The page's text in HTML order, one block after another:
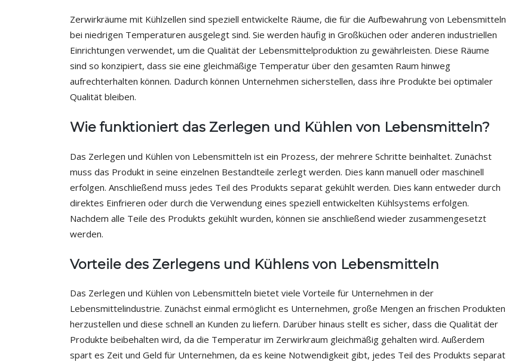
Zerwirkräume mit Kühlzellen sind speziell entwickelte Räume, die für die Aufbewahrung von Lebensmitteln
bei niedrigen Temperaturen ausgelegt sind. Sie werden häufig in Großküchen oder anderen industriellen
Einrichtungen verwendet, um die Qualität der Lebensmittelproduktion zu gewährleisten. Diese Räume
sind so konzipiert, dass sie eine gleichmäßige Temperatur über den gesamten Raum hinweg
aufrechterhalten können. Dadurch können Unternehmen sicherstellen, dass ihre Produkte bei optimaler
Qualität bleiben.
Wie funktioniert das Zerlegen und Kühlen von Lebensmitteln?
Das Zerlegen und Kühlen von Lebensmitteln ist ein Prozess, der mehrere Schritte beinhaltet. Zunächst
muss das Produkt in seine einzelnen Bestandteile zerlegt werden. Dies kann manuell oder maschinell
erfolgen. Anschließend muss jedes Teil des Produkts separat gekühlt werden. Dies kann entweder durch
direktes Einfrieren oder durch die Verwendung eines speziell entwickelten Kühlsystems erfolgen.
Nachdem alle Teile des Produkts gekühlt wurden, können sie anschließend wieder zusammengesetzt
werden.
Vorteile des Zerlegens und Kühlens von Lebensmitteln
Das Zerlegen und Kühlen von Lebensmitteln bietet viele Vorteile für Unternehmen in der
Lebensmittelindustrie. Zunächst einmal ermöglicht es Unternehmen, große Mengen an frischen Produkten
herzustellen und diese schnell an Kunden zu liefern. Darüber hinaus stellt es sicher, dass die Qualität der
Produkte beibehalten wird, da die Temperatur im Zerwirkraum gleichmäßig gehalten wird. Außerdem
spart es Zeit und Geld für Unternehmen, da es keine Notwendigkeit gibt, jedes Teil des Produkts separat